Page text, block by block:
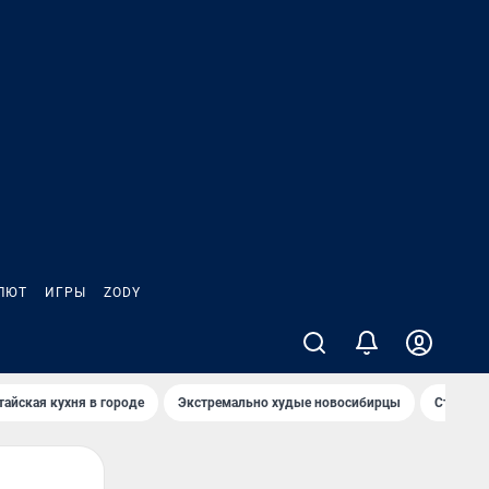
ИГРЫ ZODY
кухня в городе Экстремально худые новосибирцы Старт